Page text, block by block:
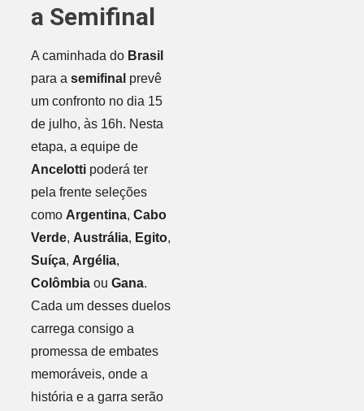
a Semifinal
A caminhada do Brasil
para a semifinal prevê
um confronto no dia 15
de julho, às 16h. Nesta
etapa, a equipe de
Ancelottipoderá ter
pela frente seleções
como Argentina, Cabo
Verde, Austrália, Egito,
Suíça, Argélia,
Colômbiaou Gana.
Cada um desses duelos
carrega consigo a
promessa de embates
memoráveis, onde a
história e a garra serão